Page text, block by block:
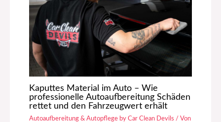
Kaputtes Material im Auto – Wie
professionelle Autoaufbereitung Schäden
rettet und den Fahrzeugwert erhält
Autoaufbereitung & Autopflege by Car Clean Devils / Von